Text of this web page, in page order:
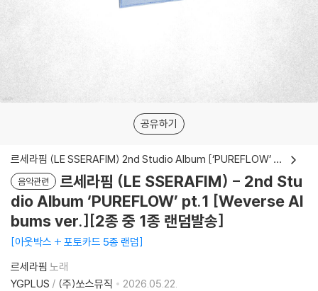
공유하기
르세라핌 (LE SSERAFIM) 2nd Studio Album [‘PUREFLOW’ pt.1]
음악관련
르세라핌 (LE SSERAFIM) - 2nd Stu
dio Album ‘PUREFLOW’ pt.1 [Weverse Al
bums ver.][2종 중 1종 랜덤발송]
아웃박스 + 포토카드 5종 랜덤
르세라핌 노래
YGPLUS / (주)쏘스뮤직
2026.05.22.